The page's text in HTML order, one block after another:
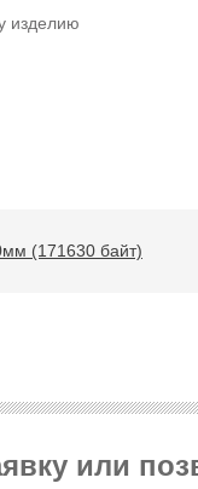
изделию
(171630 байт)
или